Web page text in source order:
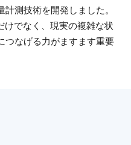
測技術を開発しました。
けでなく、現実の複雑な状
つなげる力がますます重要